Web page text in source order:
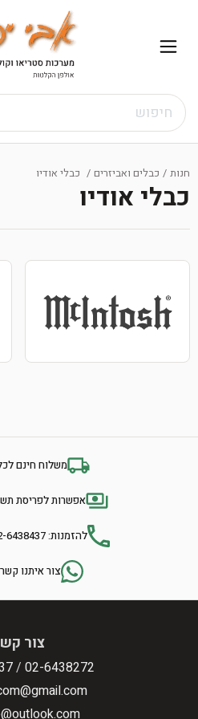
Skip
content
תפריט
חנות / כבלים ואביזרים / כבלי אודיו
כבלי אודיו
משלוח חינם
אפשרות לפריסת
להזמנות: 02-6438437 / 02-6438272
צור איתנו
צור
02-6438272
/